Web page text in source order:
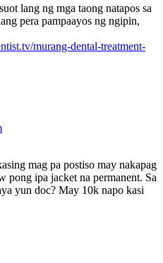
lang ng mga taong natapos sa
pera pampaayos ng ngipin,
murang-dental-treatment-
mag pa postiso may nakapag
pong ipa jacket na permanent. Sa
yun doc? May 10k napo kasi